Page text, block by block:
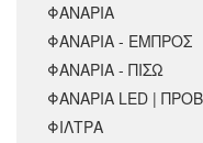
ΦΑΝΑΡΙΑ
ΦΑΝΑΡΙΑ - ΕΜΠΡΟΣ
ΦΑΝΑΡΙΑ - ΠΙΣΩ
ΦΑΝΑΡΙΑ LED |
ΦΙΛΤΡΑ